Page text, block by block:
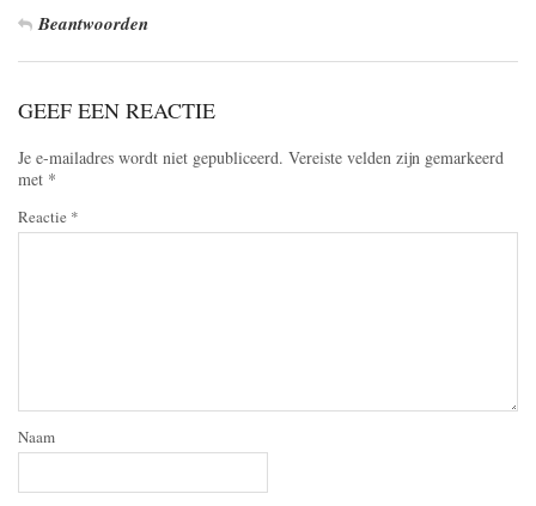
Beantwoorden
GEEF EEN REACTIE
Je e-mailadres wordt niet gepubliceerd. Vereiste velden zijn gemarkeerd
met *
Reactie *
Naam